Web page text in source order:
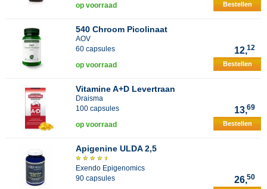
op voorraad Bestellen
540 Chroom Picolinaat
AOV
60 capsules
12,12
op voorraad Bestellen
Vitamine A+D Levertraan
Draisma
100 capsules
13,69
op voorraad Bestellen
Apigenine ULDA 2,5
Exendo Epigenomics
90 capsules
26,50